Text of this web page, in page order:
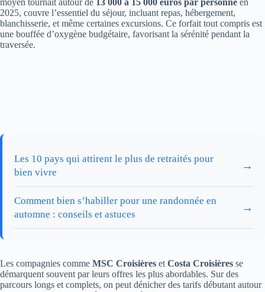
moyen tournait autour de 13 000 à 15 000 euros par personne en
2025, couvre l’essentiel du séjour, incluant repas, hébergement,
blanchisserie, et même certaines excursions. Ce forfait tout compris est
une bouffée d’oxygène budgétaire, favorisant la sérénité pendant la
traversée.
Les 10 pays qui attirent le plus de retraités pour
bien vivre
→
Comment bien s’habiller pour une randonnée en
automne : conseils et astuces
→
Les compagnies comme MSC Croisières et Costa Croisières se
démarquent souvent par leurs offres les plus abordables. Sur des
parcours longs et complets, on peut dénicher des tarifs débutant autour